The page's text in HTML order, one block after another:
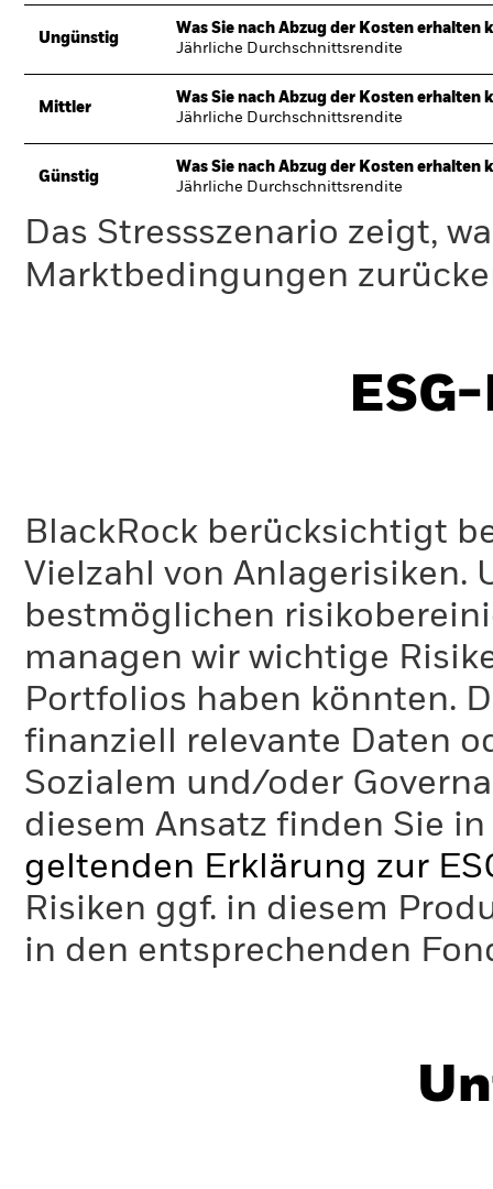
Ungünstig
Was Sie nach Abzug der Kosten erhalten
Jährliche Durchschnittsrendite
Mittler
Was Sie nach Abzug der Kosten erhalten
Jährliche Durchschnittsrendite
Günstig
Was Sie nach Abzug der Kosten erhalten
Jährliche Durchschnittsrendite
Das Stressszenario zeigt,
Marktbedingungen
BlackRock berücksichtigt
Vielzahl von Anlagerisiken.
bestmöglichen
managen wir wichtige
Portfolios haben könnten.
finanziell relevante Daten
Sozialem und/oder
diesem Ansatz finden Sie
geltenden Erklärung zur
Risiken ggf. in diesem
in den entsprechenden